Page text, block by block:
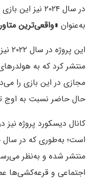
در سال ۲۰۲۴
به‌عنوان «واقعی‌ترین
منتشر کرد که به
مجازی در این بازی را
حال حاضر نسبت به اوج
کانال دیسکورد پروژه نیز
است؛ به‌طوری که در سال
منتشر شده و به‌نظر
اجتماعی و قرعه‌کشی‌ها عملا در سال